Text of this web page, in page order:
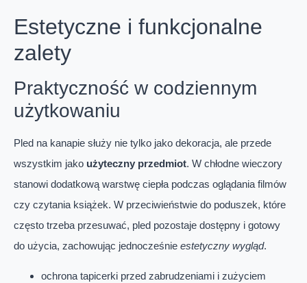
Estetyczne i funkcjonalne
zalety
Praktyczność w codziennym
użytkowaniu
Pled na kanapie służy nie tylko jako dekoracja, ale przede
wszystkim jako użyteczny przedmiot. W chłodne wieczory
stanowi dodatkową warstwę ciepła podczas oglądania filmów
czy czytania książek. W przeciwieństwie do poduszek, które
często trzeba przesuwać, pled pozostaje dostępny i gotowy
do użycia, zachowując jednocześnie estetyczny wygląd.
ochrona tapicerki przed zabrudzeniami i zużyciem